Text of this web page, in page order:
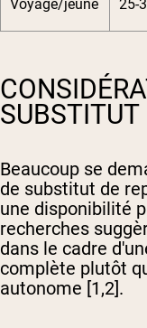
Voyage/jeûne 25-
SUBSTITUT
Beaucoup se
de substitut de
une disponibilité
recherches
dans le cadre
complète plutôt
autonome [1,2].